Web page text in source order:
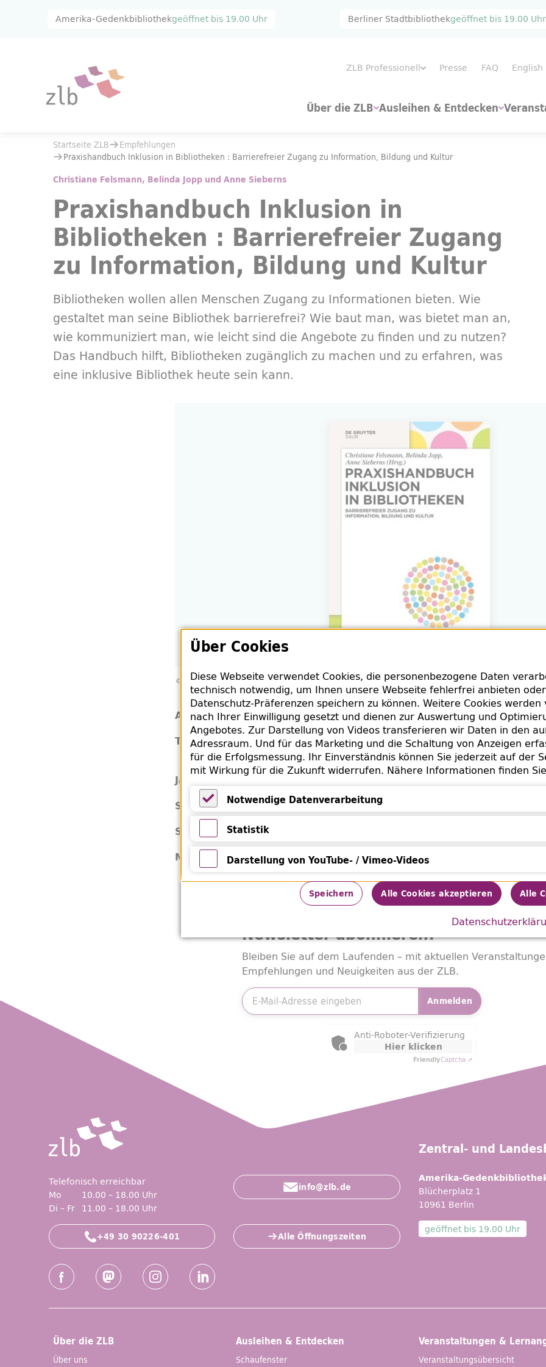
Zum Hauptinhalt springen Zur Suche springen
Amerika-Gedenkbibliothekgeöffnet bis 19.00 Uhr Berliner Stadtbibliothekgeöffnet bis 19.00 Uhr
ZLB Professionell Presse FAQ English
Über die ZLB Ausleihen & Entdecken
Empfehlungen
Praxishandbuch Inklusion in Bibliotheken : Barrierefreier Zugang zu Information, Bildung und Kultur
Sie befinden sich hier:
Startseite ZLB
Empfehlungen
Praxishandbuch Inklusion in Bibliotheken : Barrierefreier Zugang zu Information, Bildung und Kultur
Christiane Felsmann, Belinda Jopp und Anne Sieberns
Praxishandbuch Inklusion in
Bibliotheken : Barrierefreier Zugang
zu Information, Bildung und Kultur
Bibliotheken wollen allen Menschen Zugang zu Informationen bieten. Wie
gestaltet man seine Bibliothek barrierefrei? Wie baut man, was bietet man an,
wie kommuniziert man, wie leicht sind die Angebote zu finden und zu nutzen?
Das Handbuch hilft, Bibliotheken zugänglich zu machen und zu erfahren, was
eine inklusive Bibliothek heute sein kann.
© De Gruyter
Autor: Christiane Felsmann, Belinda Jopp und Anne Sieberns
Titel: Praxishandbuch Inklusion in Bibliotheken : Barrierefreier
Bildung und Kultur
Jahr:
Sprache: Deutsch
Signatur: Bu 615/95
Medienart: Buch
Ausleihen
Newsletterabonnieren!
Bleiben Sie auf dem Laufenden – mit aktuellen
Empfehlungen und Neuigkeiten aus der ZLB.
Anmelden
Friendly Captcha
Anti-Roboter-Verifizierung
Hier klicken
FriendlyCaptcha ⇗
Zentral- und
Telefonisch erreichbar
Mo
10.00 – 18.00 Uhr
Di – Fr 11.00 – 18.00 Uhr
info@zlb.de
+49 30 90226-401 Alle Öffnungszeiten
Social-Media Kanäle der ZLB
Amerika-
Blücherplatz 1
10961 Berlin
geöffnet bis 19.00 Uhr
Über die ZLB
Über uns
Ausleihen & Entdecken
Schaufenster
Veranstaltungen &
Veranstaltungsübersicht
Über Cookies
Diese Webseite verwendet Cookies, die personenbezogene Daten
technisch notwendig, um Ihnen unsere Webseite fehlerfrei anbieten
Datenschutz-Präferenzen speichern zu können. Weitere Cookies
nach Ihrer Einwilligung gesetzt und dienen zur Auswertung und
Angebotes. Zur Darstellung von Videos transferieren wir Daten in den
Adressraum. Und für das Marketing und die Schaltung von Anzeigen
für die Erfolgsmessung. Ihr Einverständnis können Sie jederzeit auf der
mit Wirkung für die Zukunft widerrufen. Nähere Informationen finden Sie
Notwendige Datenverarbeitung
Notwendige Datenverarbeitung
Statistik
Statistik
Darstellung von YouTube- / Vimeo-Videos
Darstellung von YouTube- / Vimeo-Videos
Speichern Alle Cookies akzeptieren Alle